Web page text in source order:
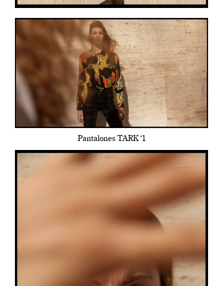
Pantalones TARK ‘1